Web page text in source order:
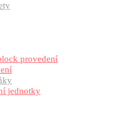
provedení
jednotky